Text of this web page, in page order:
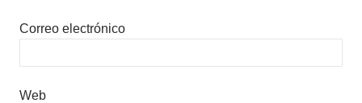
Correo electrónico
Web